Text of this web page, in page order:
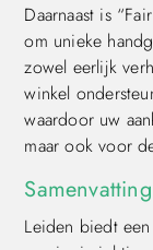
Daarnaast is
om unieke
zowel eerlijk
winkel
waardoor uw
maar ook voor
Leiden biedt